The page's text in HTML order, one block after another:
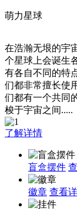
萌力星球
在浩瀚无垠的宇
个星球上会诞生
有各自不同的特
们都非常擅长使
们都有一个共同
梭于宇宙之间.....
了解详情
盲盒摆件
徽章 查看